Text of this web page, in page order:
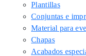
Plantillas
Conjuntas e
Material para
Chapas
Acabados